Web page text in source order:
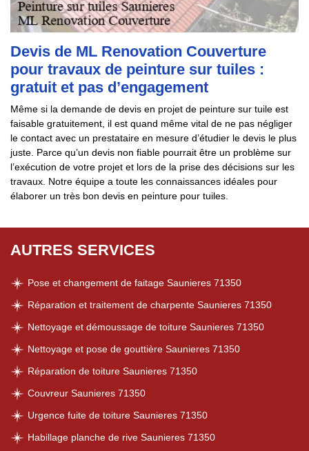
Devis de ML Renovation Couverture
pour travaux de peinture sur tuiles :
gratuit et pas d’engagement
Même si la demande de devis en projet de peinture sur tuile est
faisable gratuitement, il est quand même vital de ne pas négliger
le contact avec un prestataire en mesure d’étudier le devis le plus
juste. Parce qu’un devis non fiable pourrait être un problème sur
l’exécution de votre projet et lors de la prise des décisions sur les
travaux. Notre équipe a toute les connaissances idéales pour
élaborer un très bon devis en peinture pour tuiles.
AUTRES SERVICES
Pose et changement de faitage Saunieres 71350
Réparation et traitement de charpente Saunieres 71350
Nettoyage et démoussage de toiture Saunieres 71350
Nettoyage et pose de gouttière Saunieres 71350
Réparation de toiture Saunieres 71350
Couvreur Saunieres 71350
Urgence fuite de toiture Saunieres 71350
Habillage planche de rive Saunieres 71350